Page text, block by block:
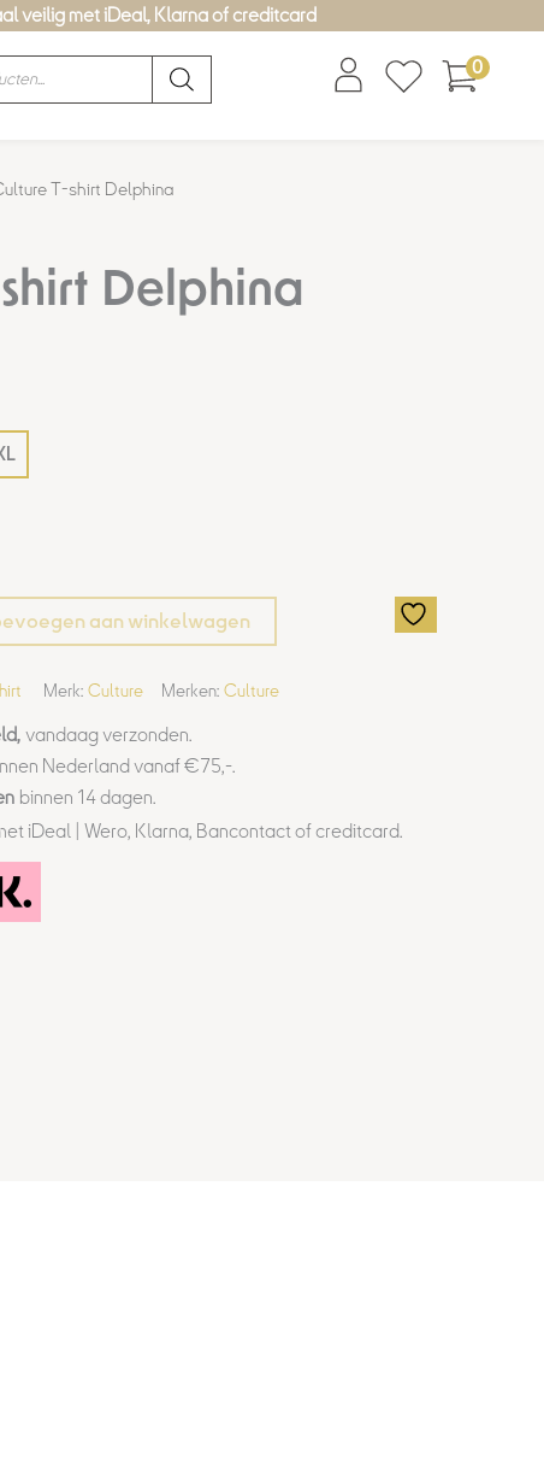
veilig met iDeal, Klarna of creditcard
0
T-shirt Delphina
Delphina
aan winkelwagen
Merk: Culture Merken: Culture
vandaag verzonden.
Nederland vanaf €75,-.
binnen 14 dagen.
iDeal | Wero, Klarna, Bancontact of creditcard.